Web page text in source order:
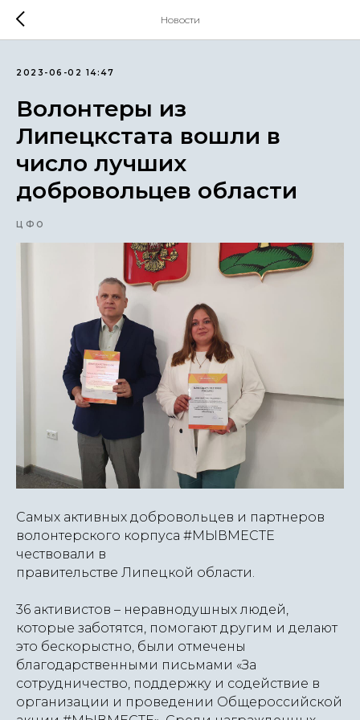
Новости
2023-06-02 14:47
Волонтеры из
Липецкстата вошли в
число лучших
добровольцев области
ЦФО
Самых активных добровольцев и партнеров
волонтерского корпуса #МЫВМЕСТЕ
чествовали в
правительстве Липецкой области.
36 активистов – неравнодушных людей,
которые заботятся, помогают другим и делают
это бескорыстно, были отмечены
благодарственными письмами «За
сотрудничество, поддержку и содействие в
организации и проведении Общероссийской